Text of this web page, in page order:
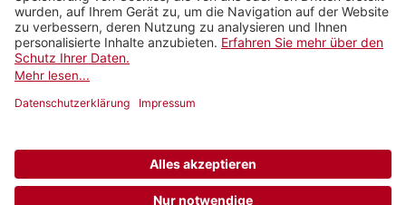
Impressum
Rechtliches
Netiquette